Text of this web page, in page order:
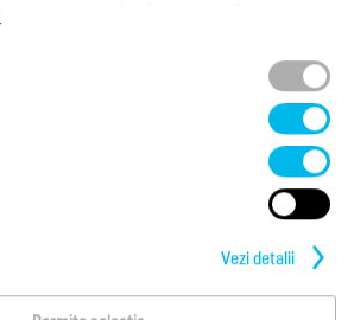
Vezi detalii